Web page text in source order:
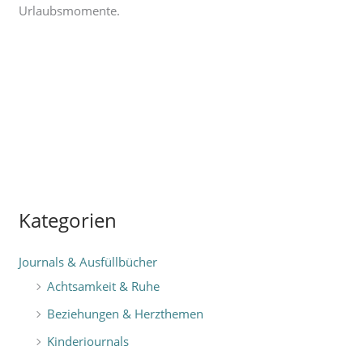
Kategorien
Journals & Ausfüllbücher
Achtsamkeit & Ruhe
Beziehungen & Herzthemen
Kinderjournals
Urlaubsmomente.